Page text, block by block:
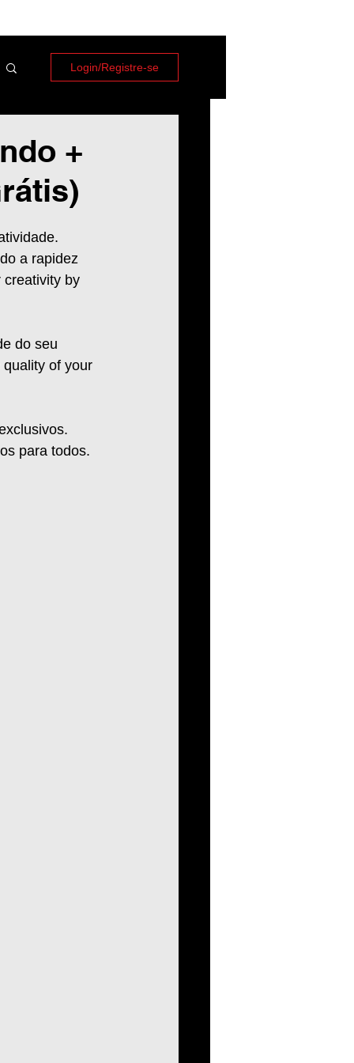
Login/Registre-se
+
a rapidez
creativity by
do seu
of your
para todos.